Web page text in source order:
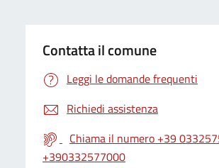
Contatta il comune
Leggi le domande frequenti
Richiedi assistenza
Chiama il numero +39
+390332577000